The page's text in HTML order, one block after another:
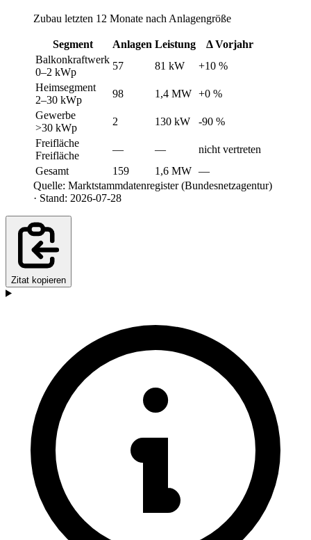
Zubau letzten 12 Monate nach Anlagengröße
Segment Anlagen Leistung
Δ Vorjahr
Balkonkraftwerk
0–2 kWp
57 81 kW
+10 %
Heimsegment
2–30 kWp
98 1,4 MW +0 %
Gewerbe
>30 kWp
2 130 kW
-90 %
Freifläche
Freifläche
— —
nicht vertreten
Gesamt
159 1,6 MW —
Quelle: Marktstammdatenregister (Bundesnetzagentur)
· Stand: 2026-07-28
Zitat kopieren